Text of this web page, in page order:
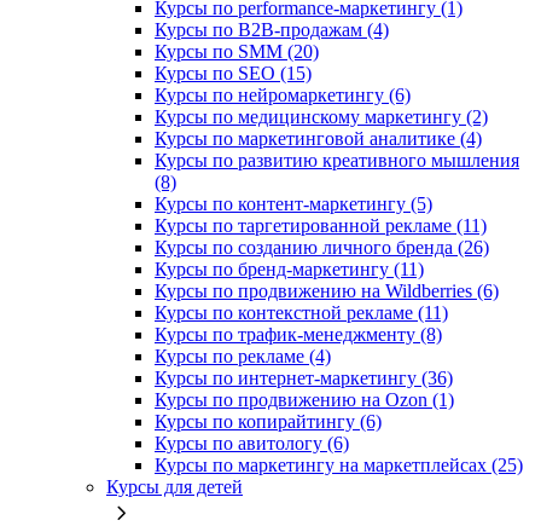
Курсы по performance-маркетингу (1)
Курсы по B2B-продажам (4)
Курсы по SMM (20)
Курсы по SEO (15)
Курсы по нейромаркетингу (6)
Курсы по медицинскому маркетингу (2)
Курсы по маркетинговой аналитике (4)
Курсы по развитию креативного мышления
(8)
Курсы по контент-маркетингу (5)
Курсы по таргетированной рекламе (11)
Курсы по созданию личного бренда (26)
Курсы по бренд-маркетингу (11)
Курсы по продвижению на Wildberries (6)
Курсы по контекстной рекламе (11)
Курсы по трафик-менеджменту (8)
Курсы по рекламе (4)
Курсы по интернет-маркетингу (36)
Курсы по продвижению на Ozon (1)
Курсы по копирайтингу (6)
Курсы по авитологу (6)
Курсы по маркетингу на маркетплейсах (25)
Курсы для детей